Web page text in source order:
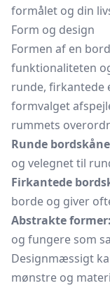
formålet og din
Form og design
Formen af en
funktionaliteten
runde, firkantede
formvalget
rummets
Runde
og velegnet til
Firkantede
borde og giver
Abstrakte former:
og fungere som
Designmæssigt
mønstre og